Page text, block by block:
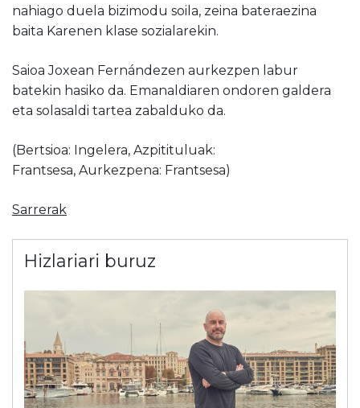
nahiago duela bizimodu soila, zeina bateraezina
baita Karenen klase sozialarekin.
Saioa Joxean Fernándezen aurkezpen labur
batekin hasiko da. Emanaldiaren ondoren galdera
eta solasaldi tartea zabalduko da.
(Bertsioa: Ingelera, Azpitituluak:
Frantsesa, Aurkezpena: Frantsesa)
Sarrerak
Hizlariari buruz